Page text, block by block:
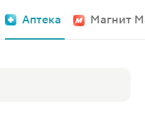
Аптека Магнит